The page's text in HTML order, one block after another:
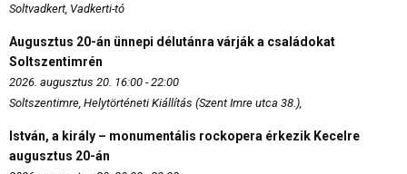
Soltvadkert, Vadkerti-tó
Augusztus 20-án ünnepi délutánra várják a családokat
Soltszentimrén
2026. augusztus 20. 16:00 - 22:00
Soltszentimre, Helytörténeti Kiállítás (Szent Imre utca 38.),
István, a király – monumentális rockopera érkezik Kecelre
augusztus 20-án